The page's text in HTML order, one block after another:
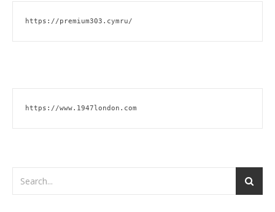
https://premium303.cymru/
https://www.1947london.com